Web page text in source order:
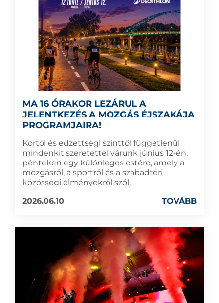
MA 16 ÓRAKOR LEZÁRUL A
JELENTKEZÉS A MOZGÁS ÉJSZAKÁJA
PROGRAMJAIRA!
Kortól és edzettségi szinttől függetlenül
mindenkit szeretettel várunk június 12-én,
pénteken egy különleges estére, amely a
mozgásról, a sportról és a szabadtéri
közösségi élményekről szól.
2026.06.10
TOVÁBB